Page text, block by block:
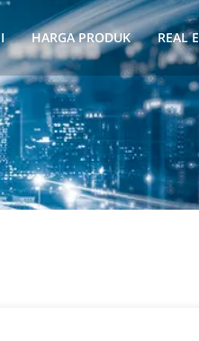
HARGA PRODUK REAL